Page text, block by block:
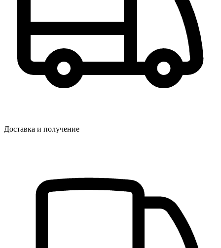
Доставка и получение